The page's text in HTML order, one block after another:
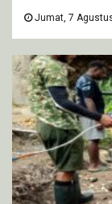
Jumat, 7